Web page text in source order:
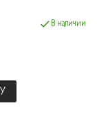
В наличии